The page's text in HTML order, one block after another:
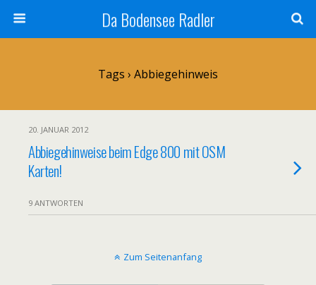
Da Bodensee Radler
Tags › Abbiegehinweis
20. JANUAR 2012
Abbiegehinweise beim Edge 800 mit OSM
Karten!
9 ANTWORTEN
Zum Seitenanfang